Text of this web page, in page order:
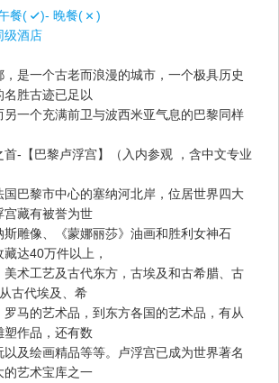
餐( )- 晚餐(
)
级酒店
，是一个古老而浪漫的城市，一个极具历史
胜古迹已足以
另一个充满前卫与波西米亚气息的巴黎同样
-【巴黎卢浮宫】（入内参观 ，含中文专业
国巴黎市中心的塞纳河北岸，位居世界四大
宫藏有被誉为世
斯雕像、《蒙娜丽莎》油画和胜利女神石
达40万件以上，
美术工艺及古代东方，古埃及和古希腊、古
古代埃及、希
罗马的艺术品，到东方各国的艺术品，有从
作品，还有数
及绘画精品等等。卢浮宫已成为世界著名
的艺术宝库之一